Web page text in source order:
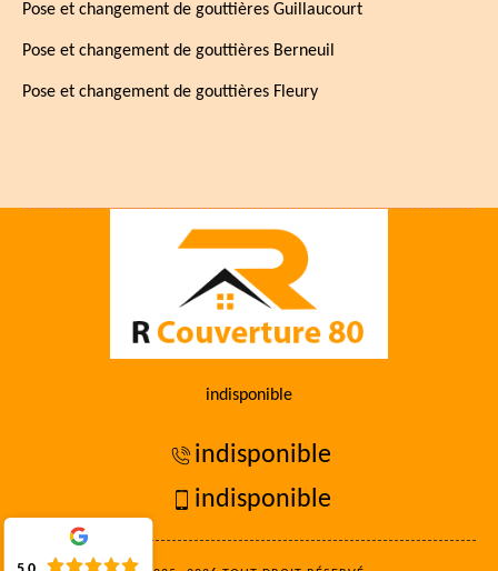
Pose et changement de gouttières Guillaucourt
Pose et changement de gouttières Berneuil
Pose et changement de gouttières Fleury
indisponible
indisponible
indisponible